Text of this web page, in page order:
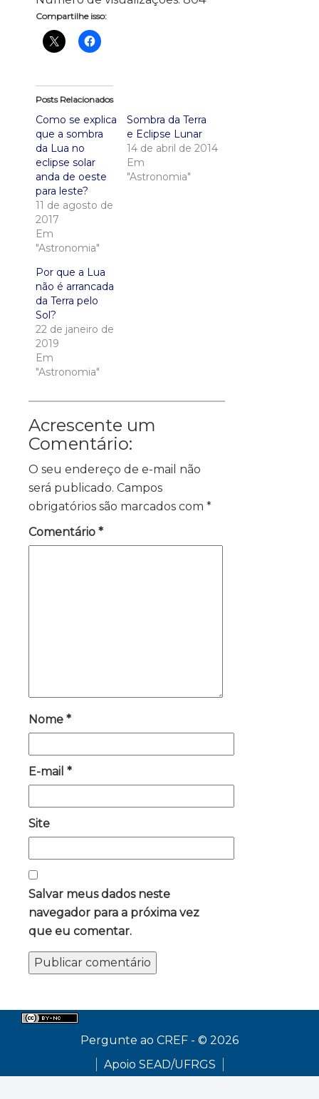
Compartilhe isso:
Posts Relacionados
Como se explica
que a sombra
da Lua no
eclipse solar
anda de oeste
para leste?
11 de agosto de
2017
Em
"Astronomia"
Sombra da Terra
e Eclipse Lunar
14 de abril de 2014
Em
"Astronomia"
Por que a Lua
não é arrancada
da Terra pelo
Sol?
22 de janeiro de
2019
Em
"Astronomia"
Acrescente um
Comentário:
O seu endereço de e-mail não
será publicado. Campos
obrigatórios são marcados com *
Comentário *
Nome *
E-mail *
Site
Salvar meus dados neste
navegador para a próxima vez
que eu comentar.
Pergunte ao CREF - © 2026
Apoio SEAD/UFRGS